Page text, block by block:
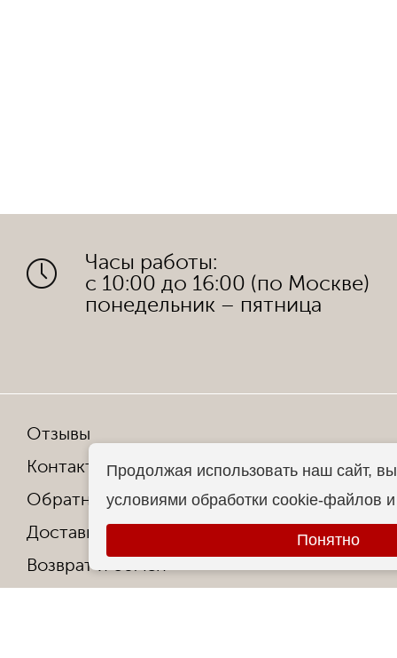
Часы работы:
с 10:00 до 16:00 (по Москве)
понедельник – пятница
Отзывы
Контакты
Обратная связь
Доставка и оплата
Возврат и обмен
Продолжая использовать наш сайт,
условиями обработки cookie-файлов
Понятно